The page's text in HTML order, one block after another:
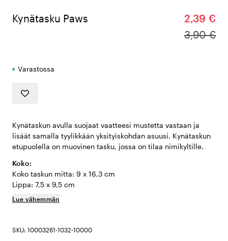
Kynätasku Paws
2,39 €
3,90 €
Varastossa
Kynätaskun avulla suojaat vaatteesi mustetta vastaan ja
lisäät samalla tyylikkään yksityiskohdan asuusi. Kynätaskun
etupuolella on muovinen tasku, jossa on tilaa nimikyltille.
Koko:
Koko taskun mitta: 9 x 16,3 cm
Lippa: 7,5 x 9,5 cm
Lue vähemmän
SKU: 10003261-1032-10000